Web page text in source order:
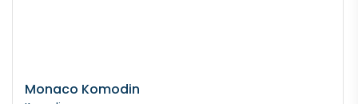
Monaco Komodin